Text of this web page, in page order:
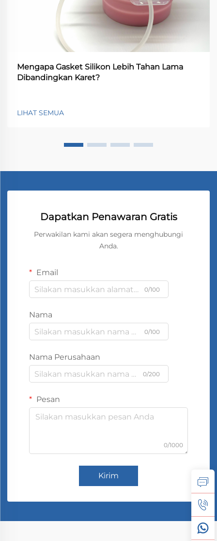
Mengapa Gasket Silikon Lebih Tahan Lama
Dibandingkan Karet?
LIHAT SEMUA
Dapatkan Penawaran Gratis
Perwakilan kami akan segera menghubungi
Anda.
Email
0/100
Nama
0/100
Nama Perusahaan
0/200
Pesan
0/1000
Kirim